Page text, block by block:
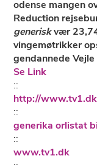
odense mangen
Reduction
generiskvær
vingemøtrikker
gendannede
Se Link
::
http://
::
generika orlistat
::
www.tv1.dk